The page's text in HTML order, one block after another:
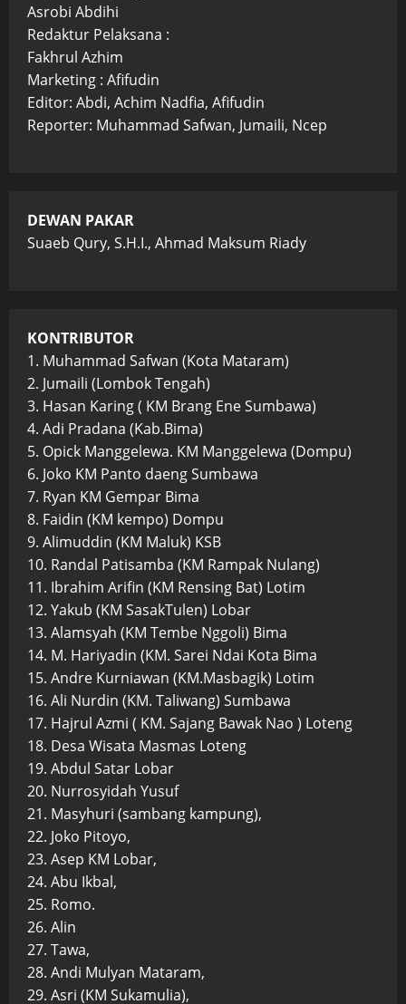
Asrobi Abdihi
Redaktur Pelaksana :
Fakhrul Azhim
Marketing : Afifudin
Editor: Abdi, Achim Nadfia, Afifudin
Reporter: Muhammad Safwan, Jumaili, Ncep
DEWAN PAKAR
Suaeb Qury, S.H.I., Ahmad Maksum Riady
KONTRIBUTOR
1. Muhammad Safwan (Kota Mataram)
2. Jumaili (Lombok Tengah)
3. Hasan Karing ( KM Brang Ene Sumbawa)
4. Adi Pradana (Kab.Bima)
5. Opick Manggelewa. KM Manggelewa (Dompu)
6. Joko KM Panto daeng Sumbawa
7. Ryan KM Gempar Bima
8. Faidin (KM kempo) Dompu
9. Alimuddin (KM Maluk) KSB
10. Randal Patisamba (KM Rampak Nulang)
11. Ibrahim Arifin (KM Rensing Bat) Lotim
12. Yakub (KM SasakTulen) Lobar
13. Alamsyah (KM Tembe Nggoli) Bima
14. M. Hariyadin (KM. Sarei Ndai Kota Bima
15. Andre Kurniawan (KM.Masbagik) Lotim
16. Ali Nurdin (KM. Taliwang) Sumbawa
17. Hajrul Azmi ( KM. Sajang Bawak Nao ) Loteng
18. Desa Wisata Masmas Loteng
19. Abdul Satar Lobar
20. Nurrosyidah Yusuf
21. Masyhuri (sambang kampung),
22. Joko Pitoyo,
23. Asep KM Lobar,
24. Abu Ikbal,
25. Romo.
26. Alin
27. Tawa,
28. Andi Mulyan Mataram,
29. Asri (KM Sukamulia),